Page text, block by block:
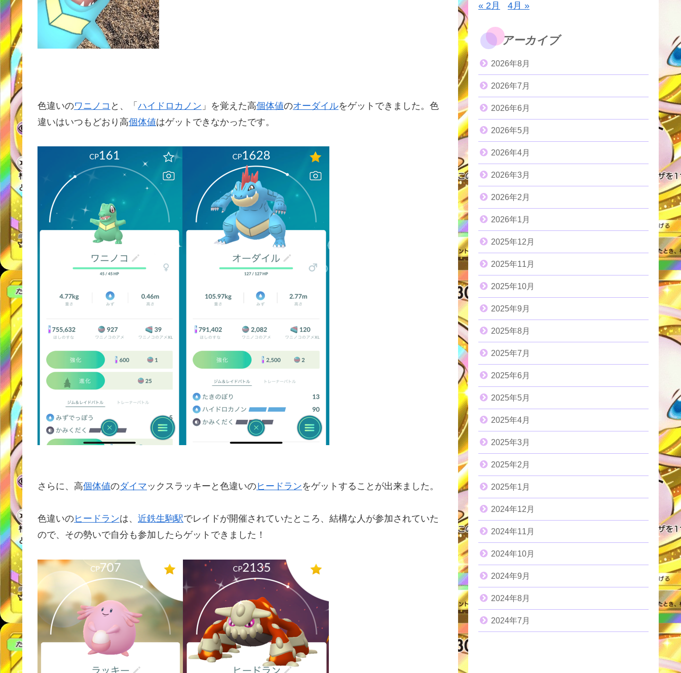
色違いのワニノコ と、「 ハイドロカノン 」を覚えた高個体値のオーダイルをゲットできました。色
違いはいつもどおり高個体値はゲットできなかったです。
さらに、高個体値のダイマ ックスラッキーと色違いのヒードランをゲットすることが出来ました。
色違いのヒードランは、 近鉄生駒駅でレイドが開催されていたところ、結構な人が参加されていた
ので、その勢いで自分も参加したらゲットできました！
« 2月 4月 »
アーカイブ
2026年8月
2026年7月
2026年6月
2026年5月
2026年4月
2026年3月
2026年2月
2026年1月
2025年12月
2025年11月
2025年10月
2025年9月
2025年8月
2025年7月
2025年6月
2025年5月
2025年4月
2025年3月
2025年2月
2025年1月
2024年12月
2024年11月
2024年10月
2024年9月
2024年8月
2024年7月